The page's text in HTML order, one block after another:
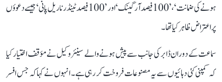
ہونے کی ضمانت‘، ’100 فیصد آرگینک‘ اور ’100 فیصد ٹینڈر ناریل پانی‘ جیسے دعوؤں
پر اعتراض ظاہر کیا تھا۔
سماعت کے دوران ڈابر کی جانب سے پیش ہونے والے سینئر وکیل نے مؤقف اختیار کیا
کہ کمپنی کئی دہائیوں سے یہ مصنوعات فروخت کر رہی ہے۔ انہوں نے کہا کہ جس افسر